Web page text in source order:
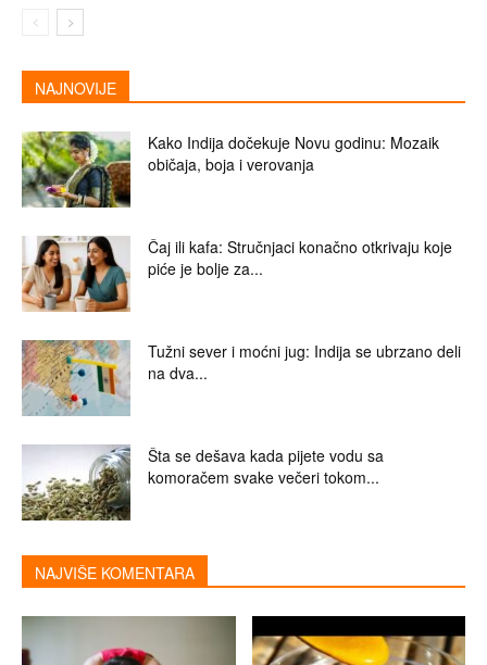
NAJNOVIJE
Kako Indija dočekuje Novu godinu: Mozaik
običaja, boja i verovanja
Čaj ili kafa: Stručnjaci konačno otkrivaju koje
piće je bolje za...
Tužni sever i moćni jug: Indija se ubrzano deli
na dva...
Šta se dešava kada pijete vodu sa
komoračem svake večeri tokom...
NAJVIŠE KOMENTARA